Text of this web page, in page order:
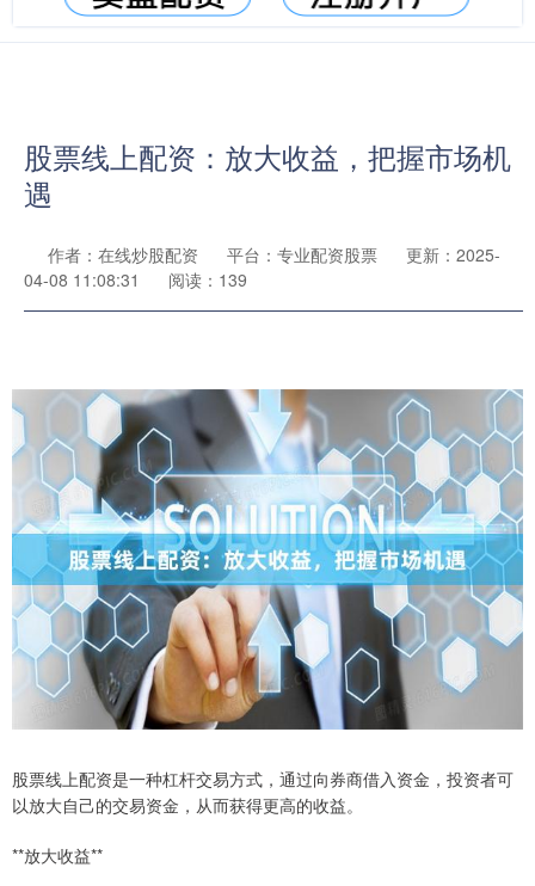
股票线上配资：放大收益，把握市场机
遇
作者：在线炒股配资 平台：专业配资股票
更新：2025-
04-08 11:08:31
阅读：139
股票线上配资是一种杠杆交易方式，通过向券商借入资金，投资者可
以放大自己的交易资金，从而获得更高的收益。
**放大收益**